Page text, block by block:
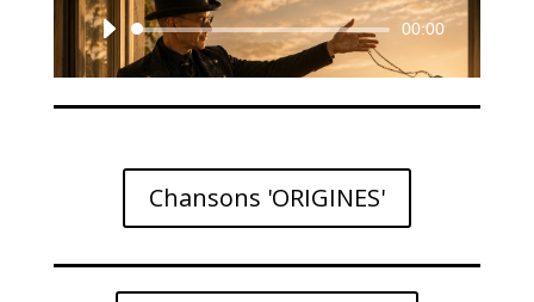
Lecteur
audio
00:00
Chansons 'ORIGINES'